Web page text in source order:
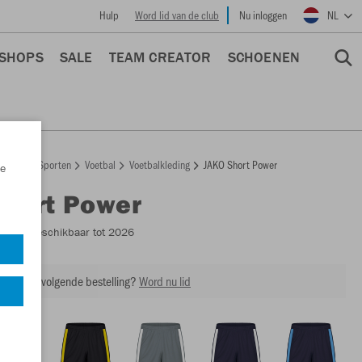
Hulp Word lid van de club Nu inloggen NL
SALE TEAM CREATOR SCHOENEN
Sporten Voetbal Voetbalkleding JAKO Short Power
Short Power
- Beschikbaar tot 2026
op je volgende bestelling?Word nu lid